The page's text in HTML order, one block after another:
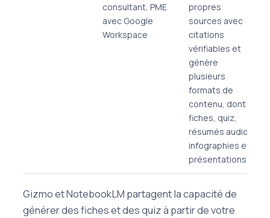
consultant, PME
avec Google
Workspace
propres
sources avec
citations
vérifiables et
génère
plusieurs
formats de
contenu, dont
fiches, quiz,
résumés audio,
infographies et
présentations.
Gizmo et NotebookLM partagent la capacité de
générer des fiches et des quiz à partir de votre